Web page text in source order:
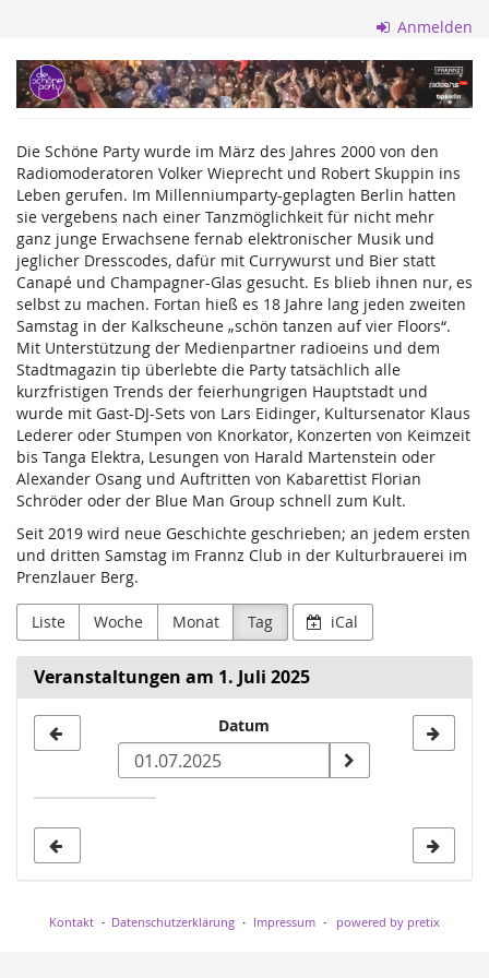
Inhalt
springen
Anmelden
Die
Schöne
Party
GmbH
Die Schöne Party wurde im März des Jahres 2000 von den
Radiomoderatoren Volker Wieprecht und Robert Skuppin ins
Leben gerufen. Im Millenniumparty-geplagten Berlin hatten
sie vergebens nach einer Tanzmöglichkeit für nicht mehr
ganz junge Erwachsene fernab elektronischer Musik und
jeglicher Dresscodes, dafür mit Currywurst und Bier statt
Canapé und Champagner-Glas gesucht. Es blieb ihnen nur, es
selbst zu machen. Fortan hieß es 18 Jahre lang jeden zweiten
Samstag in der Kalkscheune „schön tanzen auf vier Floors“.
Mit Unterstützung der Medienpartner radioeins und dem
Stadtmagazin tip überlebte die Party tatsächlich alle
kurzfristigen Trends der feierhungrigen Hauptstadt und
wurde mit Gast-DJ-Sets von Lars Eidinger, Kultursenator Klaus
Lederer oder Stumpen von Knorkator, Konzerten von Keimzeit
bis Tanga Elektra, Lesungen von Harald Martenstein oder
Alexander Osang und Auftritten von Kabarettist Florian
Schröder oder der Blue Man Group schnell zum Kult.
Seit 2019 wird neue Geschichte geschrieben; an jedem ersten
und dritten Samstag im Frannz Club in der Kulturbrauerei im
Prenzlauer Berg.
Liste Woche Monat Tag iCal
Veranstaltungen am 1. Juli 2025
zur
Anzeige
Datum
Kontakt Datenschutzerklärung Impressum powered by pretix